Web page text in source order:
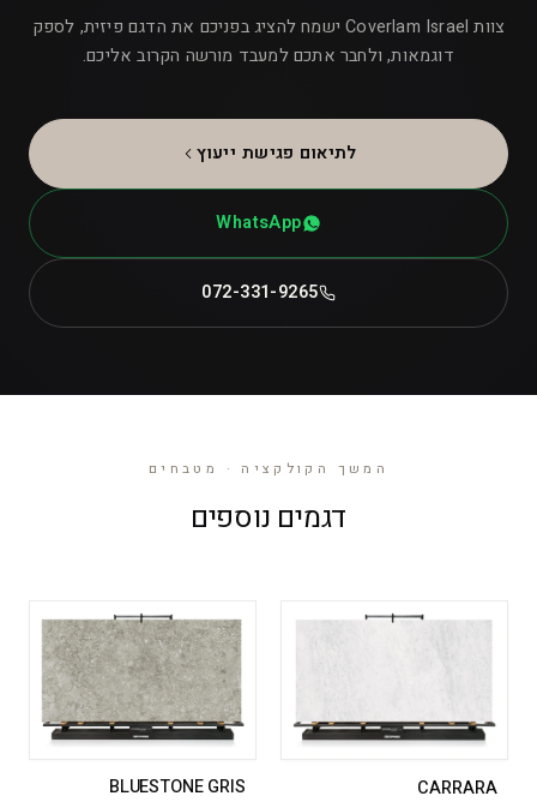
צוות Coverlam Israel ישמח להציג בפניכם את הדגם פיזית, לספק
דוגמאות, ולחבר אתכם למעבד מורשה הקרוב אליכם.
לתיאום פגישת ייעוץ
WhatsApp
072-331-9265
המשך הקולקציה · מטבחים
דגמים נוספים
CARRARA
BLUESTONE GRIS